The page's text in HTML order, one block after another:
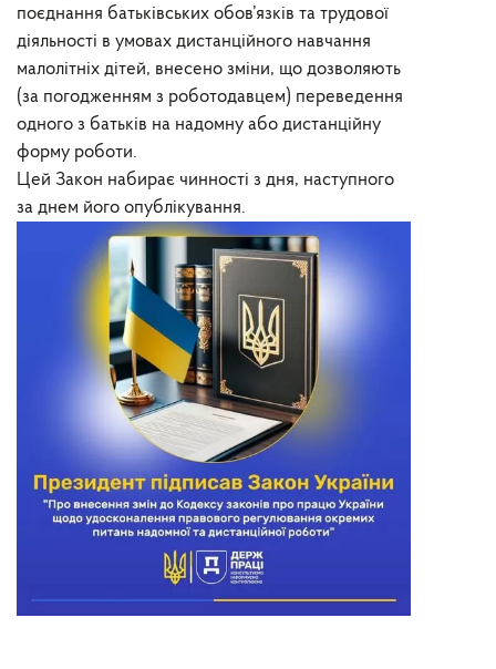
поєднання батьківських обов’язків та трудової
діяльності в умовах дистанційного навчання
малолітніх дітей, внесено зміни, що дозволяють
(за погодженням з роботодавцем) переведення
одного з батьків на надомну або дистанційну
форму роботи.
Цей Закон набирає чинності з дня, наступного
за днем його опублікування.